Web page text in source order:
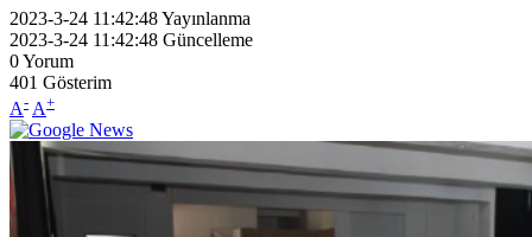
2023-3-24 11:42:48Yayınlanma
2023-3-24 11:42:48 Güncelleme
0Yorum
401 Gösterim
A- A+